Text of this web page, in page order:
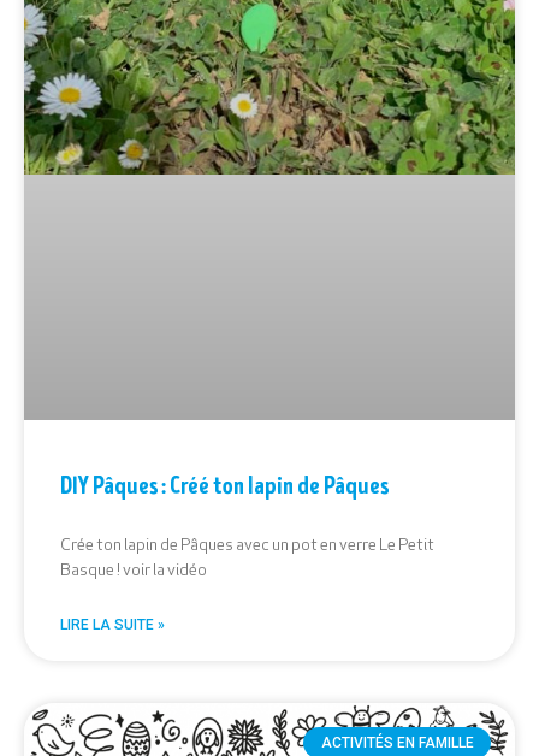
DIY Pâques : Créé ton lapin de Pâques
Crée ton lapin de Pâques avec un pot en verre Le Petit
Basque ! voir la vidéo
LIRE LA SUITE »
ACTIVITÉS EN FAMILLE